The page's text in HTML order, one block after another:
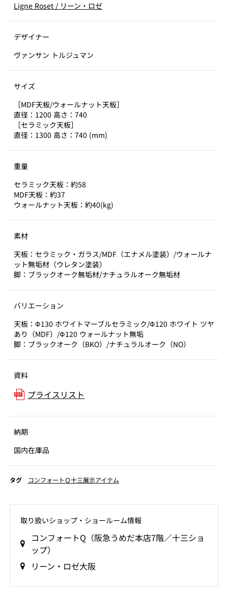
Ligne Roset / リーン・ロゼ
デザイナー
ヴァンサン トルジュマン
サイズ
［MDF天板/ウォールナット天板］
直径：1200 高さ：740
［セラミック天板］
直径：1300 高さ：740 (mm)
重量
セラミック天板：約58
MDF天板：約37
ウォールナット天板：約40(kg)
素材
天板：セラミック・ガラス/MDF（エナメル塗装）/ウォールナ
ット無垢材（ウレタン塗装）
脚：ブラックオーク無垢材/ナチュラルオーク無垢材
バリエーション
天板：Φ130 ホワイトマーブルセラミック/Φ120 ホワイト ツヤ
あり（MDF）/Φ120 ウォールナット無垢
脚：ブラックオーク（BKO）/ナチュラルオーク（NO）
資料
プライスリスト
納期
国内在庫品
タグ コンフォートＱ十三展示アイテム
取り扱いショップ‧ショールーム情報
コンフォートQ（阪急うめだ本店7階／十三ショ
ップ）
リーン・ロゼ大阪